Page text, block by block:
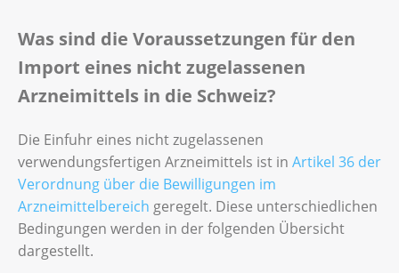
Was sind die Voraussetzungen für den
Import eines nicht zugelassenen
Arzneimittels in die Schweiz?
Die Einfuhr eines nicht zugelassenen
verwendungsfertigen Arzneimittels ist in Artikel 36 der
Verordnung über die Bewilligungen im
Arzneimittelbereich geregelt. Diese unterschiedlichen
Bedingungen werden in der folgenden Übersicht
dargestellt.